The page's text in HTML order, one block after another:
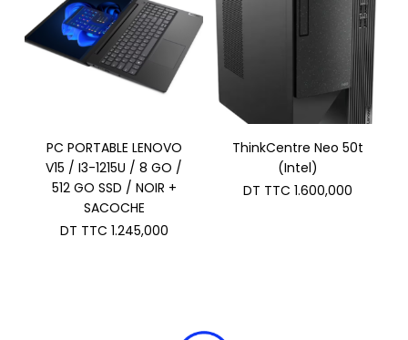
PC PORTABLE LENOVO
V15 / I3-1215U / 8 GO /
512 GO SSD / NOIR +
SACOCHE
DT TTC 1.245,000
ThinkCentre Neo 50t
(Intel)
DT TTC 1.600,000